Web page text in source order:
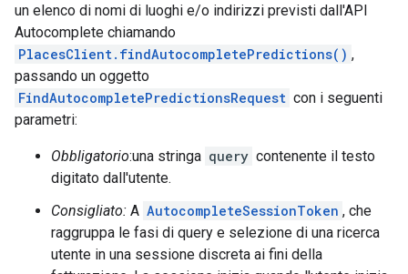
un elenco di nomi di luoghi e/o indirizzi previsti dall'API
Autocomplete chiamando
PlacesClient.findAutocompletePredictions() ,
passando un oggetto
FindAutocompletePredictionsRequest con i seguenti
parametri:
Obbligatorio:una stringa query contenente il testo
digitato dall'utente.
Consigliato: A AutocompleteSessionToken , che
raggruppa le fasi di query e selezione di una ricerca
utente in una sessione discreta ai fini della